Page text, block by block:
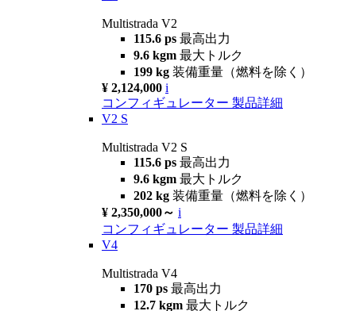
Multistrada V2
115.6 ps 最高出力
9.6 kgm 最大トルク
199 kg 装備重量（燃料を除く）
¥ 2,124,000 i
コンフィギュレーター 製品詳細
V2 S
Multistrada V2 S
115.6 ps 最高出力
9.6 kgm 最大トルク
202 kg 装備重量（燃料を除く）
¥ 2,350,000～ i
コンフィギュレーター 製品詳細
V4
Multistrada V4
170 ps 最高出力
12.7 kgm 最大トルク